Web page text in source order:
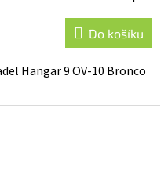
Do košíku
Hangar 9 OV-10 Bronco